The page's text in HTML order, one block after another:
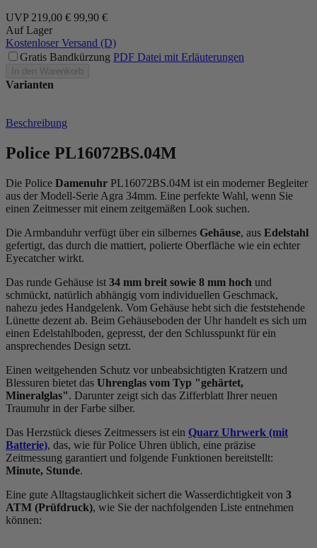
UVP 219,00 € 99,90 €
Auf Lager
Kostenloser Versand (D)
Gratis Bandkürzung PDF Datei mit Erläuterungen
In den Warenkorb
Varianten
Beschreibung
Police PL16072BS.04M
Die Police Damenuhr PL16072BS.04M ist ein moderner Begleiter
aus der Modell-Serie Agra 34mm. Eine perfekte Wahl, wenn Sie
einen Zeitmesser mit einem zeitgemäßen Look suchen.
Die Armbanduhr verfügt über ein silbernes Gehäuse, aus Edelstahl
gefertigt, das durch die mattiert, polierte Oberfläche wie ein echter
Eyecatcher wirkt.
Das runde Gehäuse ist 34 mm breit sowie 8 mm hoch und
schmückt, natürlich abhängig vom individuellen Geschmack,
nahezu jedes Handgelenk. Vom Gehäuse hebt sich die feststehende
Lünette dezent ab. Beim Gehäuseboden der Uhr handelt es sich um
einen Edelstahlboden, gepresst, der den Schlusspunkt für ein
ansprechendes Design setzt.
Einen weitgehenden Schutz vor unbeabsichtigten Kratzern und
Blessuren bietet das Uhrenglas vom Typ "gehärtet,
Mineralglas". Darunter zeigt sich das Zifferblatt Ihrer neuen
Traumuhr in der Farbe silber.
Das Herzstück dieses Zeitmessers ist ein Quarz Uhrwerk (mit
Batterie), das, wie für Police Uhren üblich, eine präzise
Zeitmessung garantiert und folgende Funktionen bereitstellt:
Minute, Stunde.
Eine gute Alltagstauglichkeit sichert die Wasserdichtigkeit von 3
ATM (Prüfdruck), wie Sie der nachfolgenden Liste entnehmen
können: